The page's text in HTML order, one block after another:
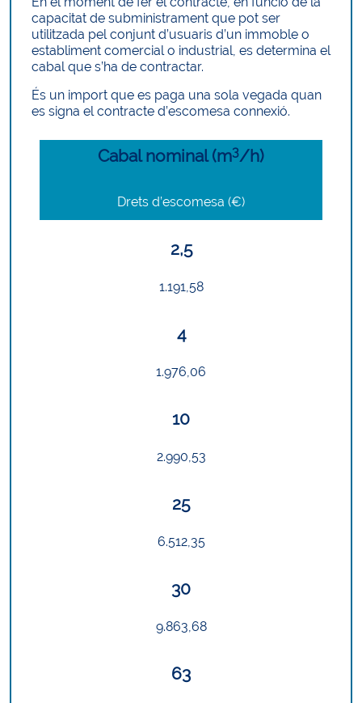
capacitat de subministrament que pot ser
utilitzada pel conjunt d’usuaris d’un immoble o
establiment comercial o industrial, es determina el
cabal que s’ha de contractar.
És un import que es paga una sola vegada quan
es signa el contracte d’escomesa connexió.
Cabal nominal (m3/h)
Drets d’escomesa (€)
2,5
1.191,58
4
1.976,06
10
2.990,53
25
6.512,35
30
9.863,68
63